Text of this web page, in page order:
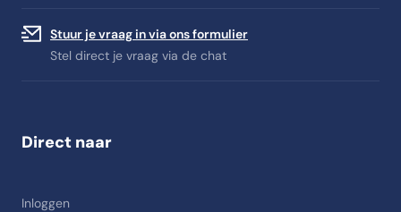
Stuur je vraag in via ons formulier
Stel direct je vraag via de chat
Direct naar
Inloggen